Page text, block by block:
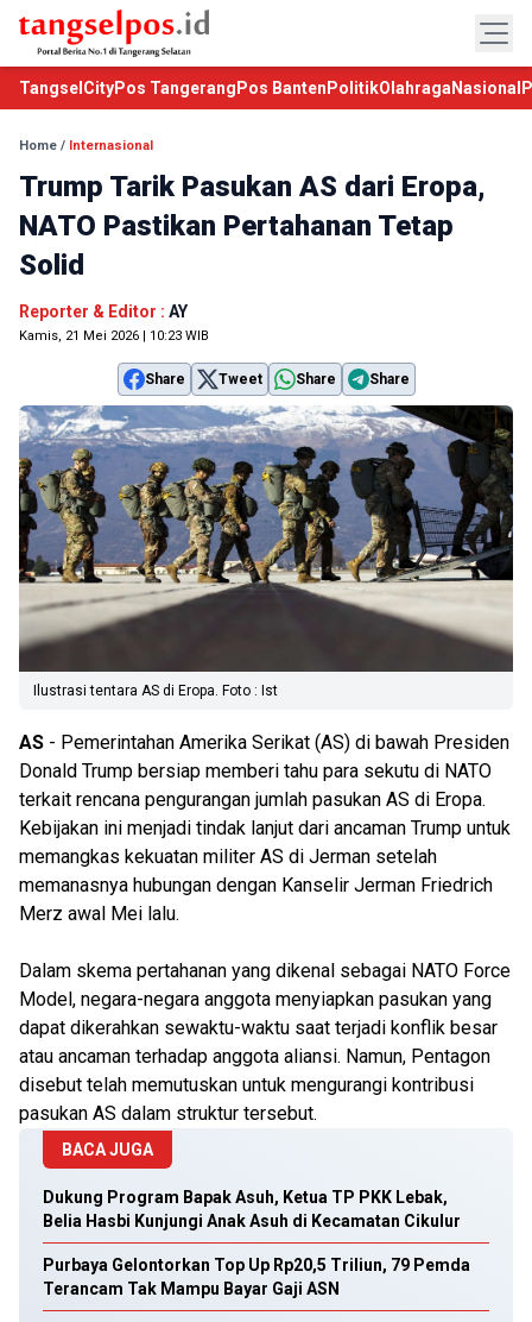
TangselCityPos Tangerang Pos Banten PolitikOlahraga Nasional
Home / Internasional
Trump Tarik Pasukan AS dari Eropa,
NATO Pastikan Pertahanan Tetap
Solid
Reporter & Editor : AY
Kamis, 21 Mei 2026 | 10:23 WIB
Share Tweet Share Share
Ilustrasi tentara AS di Eropa. Foto : Ist
AS - Pemerintahan Amerika Serikat (AS) di bawah Presiden
Donald Trump bersiap memberi tahu para sekutu di NATO
terkait rencana pengurangan jumlah pasukan AS di Eropa.
Kebijakan ini menjadi tindak lanjut dari ancaman Trump untuk
memangkas kekuatan militer AS di Jerman setelah
memanasnya hubungan dengan Kanselir Jerman Friedrich
Merz awal Mei lalu.
Dalam skema pertahanan yang dikenal sebagai NATO Force
Model, negara-negara anggota menyiapkan pasukan yang
dapat dikerahkan sewaktu-waktu saat terjadi konflik besar
atau ancaman terhadap anggota aliansi. Namun, Pentagon
disebut telah memutuskan untuk mengurangi kontribusi
pasukan AS dalam struktur tersebut.
BACA JUGA
Dukung Program Bapak Asuh, Ketua TP PKK Lebak,
Belia Hasbi Kunjungi Anak Asuh di Kecamatan Cikulur
Purbaya Gelontorkan Top Up Rp20,5 Triliun, 79 Pemda
Terancam Tak Mampu Bayar Gaji ASN